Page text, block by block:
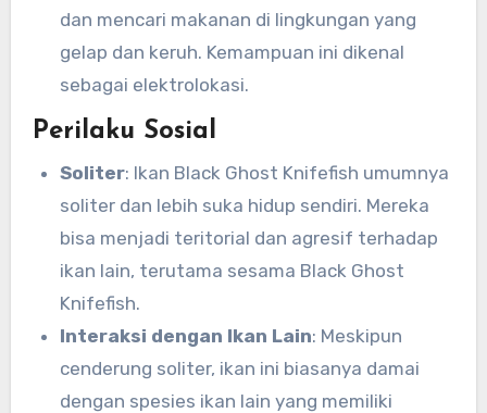
dan mencari makanan di lingkungan yang
gelap dan keruh. Kemampuan ini dikenal
sebagai elektrolokasi.
Perilaku Sosial
Soliter: Ikan Black Ghost Knifefish umumnya
soliter dan lebih suka hidup sendiri. Mereka
bisa menjadi teritorial dan agresif terhadap
ikan lain, terutama sesama Black Ghost
Knifefish.
Interaksi dengan Ikan Lain: Meskipun
cenderung soliter, ikan ini biasanya damai
dengan spesies ikan lain yang memiliki